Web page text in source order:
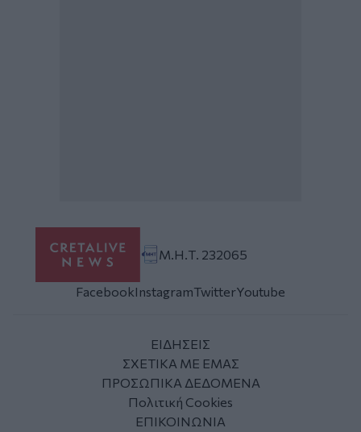
Μ.Η.Τ. 232065
FacebookInstagramTwitterYoutube
ΕΙΔΗΣΕΙΣ
ΣΧΕΤΙΚΑ ΜΕ ΕΜΑΣ
ΠΡΟΣΩΠΙΚΑ ΔΕΔΟΜΕΝΑ
Πολιτική Cookies
ΕΠΙΚΟΙΝΩΝΙΑ